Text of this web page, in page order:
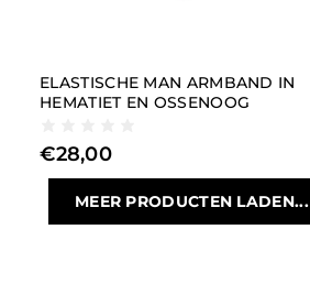
ELASTISCHE MAN ARMBAND IN
HEMATIET EN OSSENOOG
€28,00
MEER PRODUCTEN LADEN...